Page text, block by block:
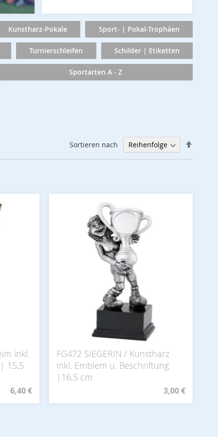
Kunstharz-Pokale Sport- | Pokal-Trophäen
Turnierschleifen Schilder | Etiketten
Sportarten A - Z
Sortieren nach
inkl.
15,5
6,40 €
FG472 SIEGERIN / Kunstharz
inkl. Emblem u. Beschriftung
|16,5 cm
3,00 €